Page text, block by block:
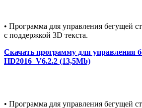
• Программа для управления бегущей
с поддержкой 3D текста.
Скачать программу для управления
HD2016_V6.2.2 (13,5Mb)
• Программа для управления бегущей